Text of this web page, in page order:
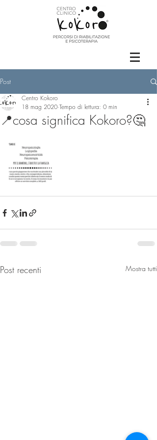
Post
📍cosa significa Kokoro?🤔
Centro Kokoro
18 mag 2020 Tempo di lettura: 0 min
Post recenti Mostra tutti